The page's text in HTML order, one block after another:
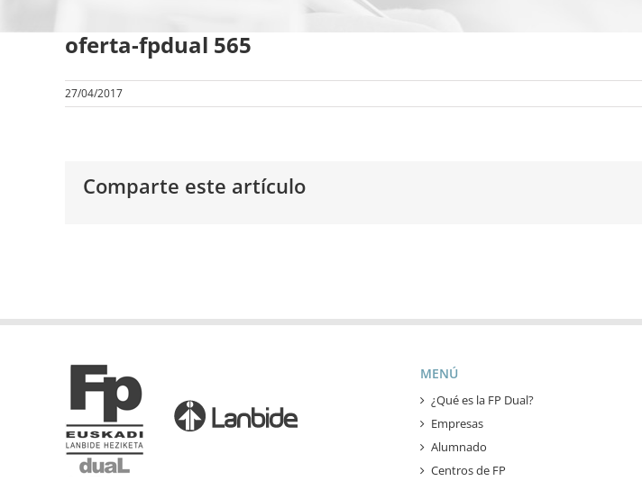
oferta-fpdual 565
27/04/2017
Comparte este artículo
MENÚ
¿Qué es la FP Dual?
Empresas
Alumnado
Centros de FP